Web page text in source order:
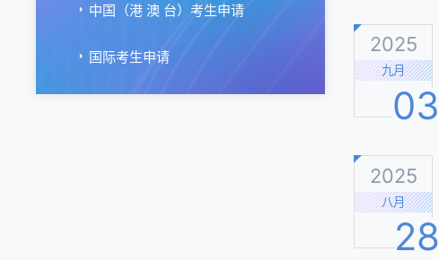
中国（港 澳 台）考生申请
国际考生申请
2025
九月
03
2025
八月
28